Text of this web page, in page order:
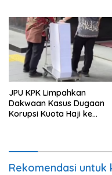
JPU KPK Limpahkan
Dakwaan Kasus Dugaan
Korupsi Kuota Haji ke
Rekomendasi untuk